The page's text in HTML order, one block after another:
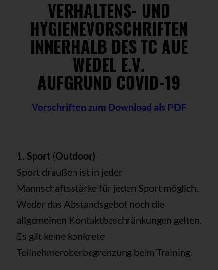
VERHALTENS- UND
HYGIENEVORSCHRIFTEN
INNERHALB DES TC AUE
WEDEL E.V.
AUFGRUND COVID-19
Vorschriften zum Download als PDF
1. Sport (Outdoor)
Sport draußen ist in jeder
Mannschaftsstärke für jeden Sport möglich.
Weder das Abstandsgebot noch die
allgemeinen Kontaktbeschränkungen gelten.
Es gilt keine konkrete
Teilnehmeroberbegrenzung beim Training.